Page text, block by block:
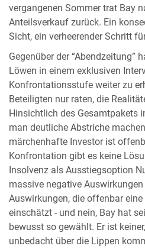
vergangenen Sommer trat Bay
Anteilsverkauf zurück. Ein
Sicht, ein verheerender Schritt
Gegenüber der “Abendzeitung”
Löwen in einem exklusiven
Konfrontationsstufe weiter zu
Beteiligten nur raten, die
Hinsichtlich des Gesamtpakets
man deutliche Abstriche
märchenhafte Investor ist
Konfrontation gibt es keine
Insolvenz als Ausstiegsoption
massive negative
Auswirkungen, die offenbar
einschätzt - und nein, Bay hat
bewusst so gewählt. Er ist
unbedacht über die Lippen